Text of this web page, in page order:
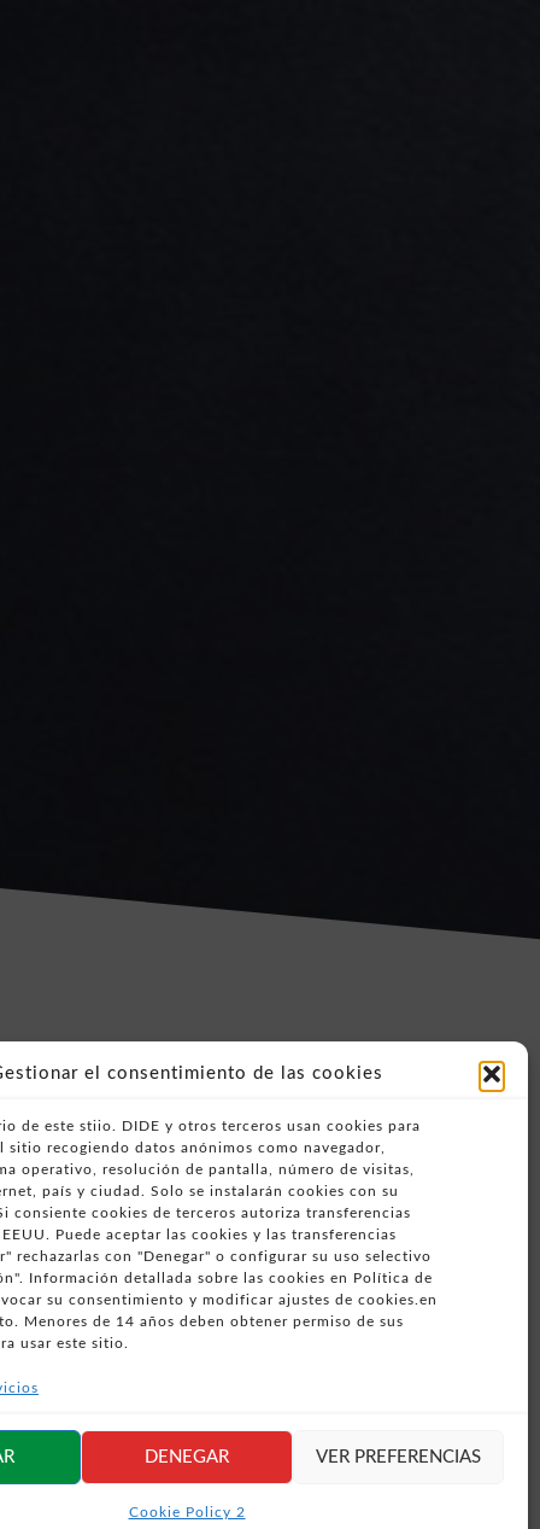
el consentimiento de las cookies
de este stiio. DIDE y otros terceros usan cookies para
sitio recogiendo datos anónimos como navegador,
operativo, resolución de pantalla, número de visitas,
país y ciudad. Solo se instalarán cookies con su
consiente cookies de terceros autoriza transferencias
Puede aceptar las cookies y las transferencias
rechazarlas con "Denegar" o configurar su uso selectivo
Información detallada sobre las cookies en Política de
su consentimiento y modificar ajustes de cookies.en
Menores de 14 años deben obtener permiso de sus
usar este sitio.
DENEGAR VER PREFERENCIAS
Cookie Policy 2